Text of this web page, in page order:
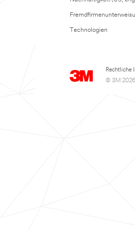
Technologien
Rechtliche
© 3M